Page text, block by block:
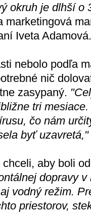
okruh je dlhší o
marketingová
Iveta
nebolo podľa
nič
zasypaný.
tri
čo nám
byť uzavretá,"
aby boli
dopravy
vodný režim.
priestorov,